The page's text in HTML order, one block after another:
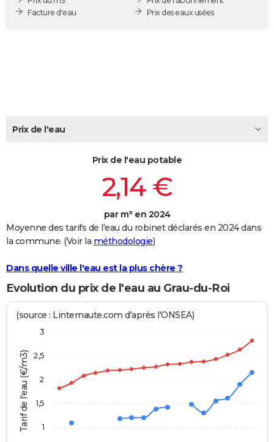
Destinations
City break
Voyage nature
Voyage de noces
Forum
Climat
PHOTO
Dictionnaire
Biographies
Citations
Expressions
Proverbes
Bricolage
Lifestyle
Culture
Sport
Auto
Television
Voyage
Cinema
Facture d'eau
Prix des eaux usées
Prix de l'eau
Prix de l'eau potable
2,14 €
par m³ en 2024
Moyenne des tarifs de l'eau du robinet déclarés en 2024 dans
la commune. (Voir la méthodologie)
Dans quelle ville l'eau est la plus chère ?
Evolution du prix de l'eau au Grau-du-Roi
Tarif de l'eau (€/m3)
(source : Linternaute.com d'après l'ONSEA)
1
1,5
2
2,5
3